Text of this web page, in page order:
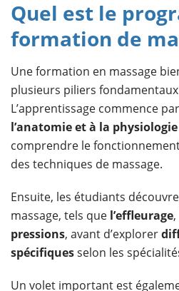
Quel est le
formation de
Une formation en massage
plusieurs piliers
L’apprentissage commence
l’anatomie et à la
comprendre le
des techniques de massage.
Ensuite, les étudiants
massage, tels que l’effleurage,
pressions, avant d’explorer
spécifiquesselon les
Un volet important est